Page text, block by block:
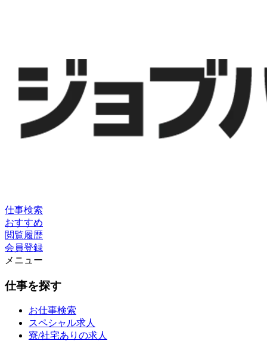
仕事検索
おすすめ
閲覧履歴
会員登録
メニュー
仕事を探す
お仕事検索
スペシャル求人
寮/社宅ありの求人